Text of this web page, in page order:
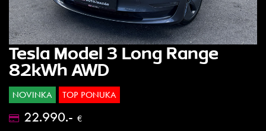
Tesla Model 3 Long Range
82kWh AWD
NOVINKA TOP PONUKA
22.990.- €